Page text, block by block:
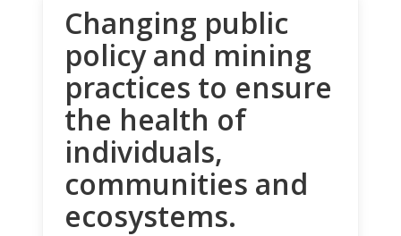
Changing public
policy and mining
practices to ensure
the health of
individuals,
communities and
ecosystems.